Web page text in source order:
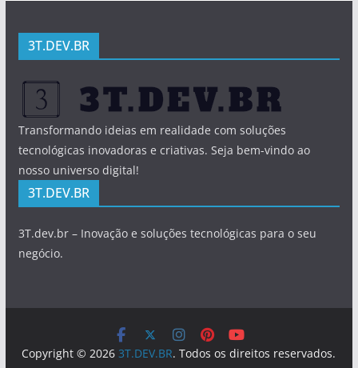
3T.DEV.BR
Transformando ideias em realidade com soluções
tecnológicas inovadoras e criativas. Seja bem-vindo ao
nosso universo digital!
3T.DEV.BR
3T.dev.br – Inovação e soluções tecnológicas para o seu
negócio.
Copyright © 20263T.DEV.BR. Todos os direitos reservados.